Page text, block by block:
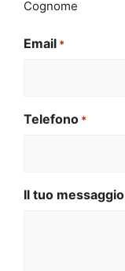
Cognome
Email *
Telefono *
Il tuo messaggio